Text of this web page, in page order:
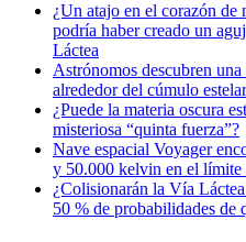
¿Un atajo en el corazón de
podría haber creado un
Láctea
Astrónomos descubren
alrededor del cúmulo
¿Puede la materia oscura
misteriosa “quinta fuerza”?
Nave espacial Voyager
y 50.000 kelvin en el límite
¿Colisionarán la Vía
50 % de probabilidades de